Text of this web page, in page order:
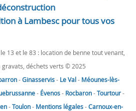
à Lambesc pour tous vos
13 et le 83 : location de benne tout venant,
gravats, déchets verts © 2025
-Ginasservis- Le Val- Méounes-lès-
- Évenos- Rocbaron-Tourtour-
-Toulon- Mentions légales-Carnoux-en-